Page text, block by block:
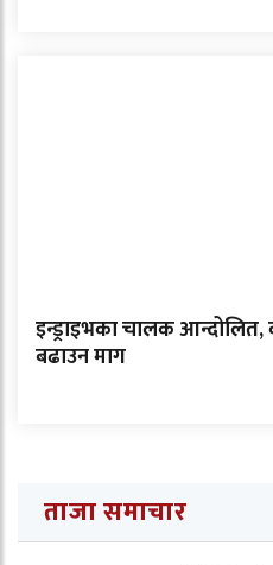
इन्ड्राइभका चालक
बढाउन माग
ताजा समाचार